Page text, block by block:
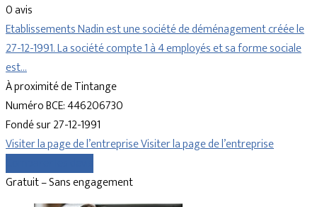
0 avis
Etablissements Nadin est une société de déménagement créée le
27-12-1991. La société compte 1 à 4 employés et sa forme sociale
est…
À proximité de Tintange
Numéro BCE: 446206730
Fondé sur 27-12-1991
Visiter la page de l’entrepriseVisiter la page de l’entreprise
Gratuit – Sans engagement